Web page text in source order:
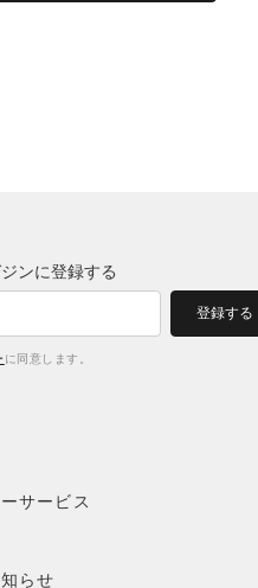
ンに登録する
登録する
に同意します。
サービス
らせ